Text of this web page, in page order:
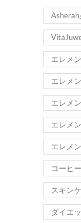
エレメ
エレメ
エレメ
エレメ
エレメ
コーヒー
スキン
ダイエ